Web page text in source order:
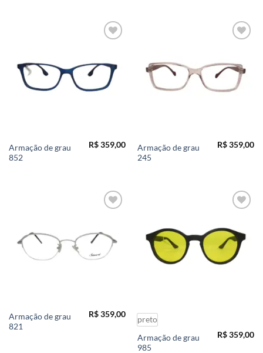
Armação de grau
852
R$359,00
Armação de grau
245
R$359,00
Armação de grau
821
R$359,00
preto
Armação de grau
985
R$359,00